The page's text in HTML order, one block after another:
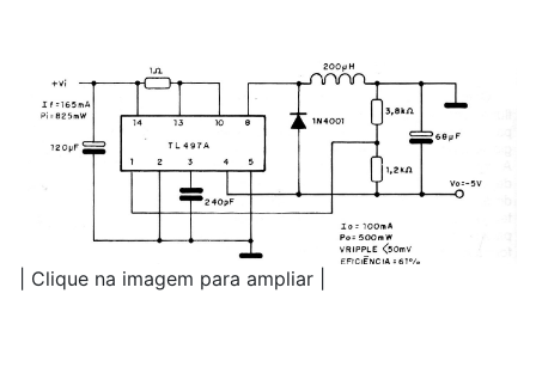
| Clique na imagem para ampliar |